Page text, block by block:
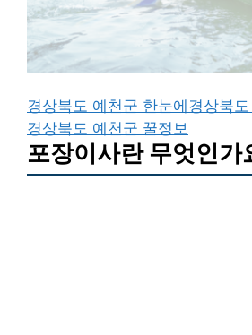
경상북도 예천군 한눈에 경상북
경상북도 예천군 꿀정보
포장이사란 무엇인가